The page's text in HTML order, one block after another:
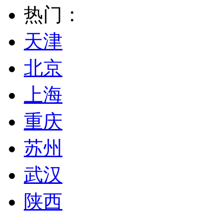
热门：
天津
北京
上海
重庆
苏州
武汉
陕西